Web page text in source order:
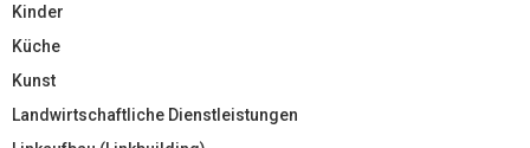
Kinder
Küche
Kunst
Landwirtschaftliche Dienstleistungen